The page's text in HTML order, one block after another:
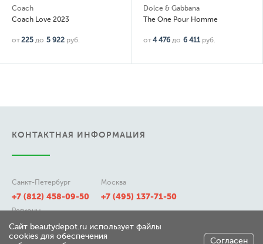
Coach
Coach Love 2023
от225 до 5 922 руб.
Dolce & Gabbana
The One Pour Homme
от4 476 до 6 411 руб.
КОНТАКТНАЯ ИНФОРМАЦИЯ
Санкт-Петербург
+7 (812) 458-09-50
Москва
+7 (495) 137-71-50
Регионы
8 (800) 511-21-50
Сайт beautydepot.ru использует файлы
cookies для обеспечения
Согласен